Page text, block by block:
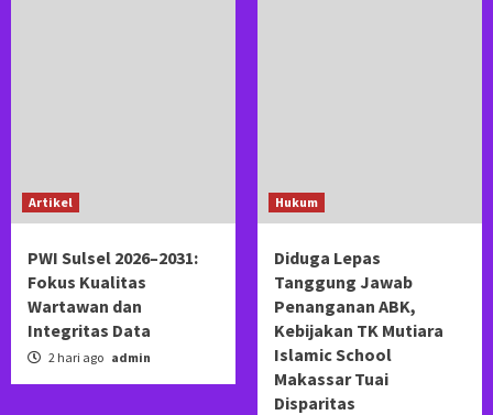
Artikel
PWI Sulsel 2026–2031:
Fokus Kualitas
Wartawan dan
Integritas Data
2 hari ago admin
Hukum
Diduga Lepas
Tanggung Jawab
Penanganan ABK,
Kebijakan TK Mutiara
Islamic School
Makassar Tuai
Disparitas